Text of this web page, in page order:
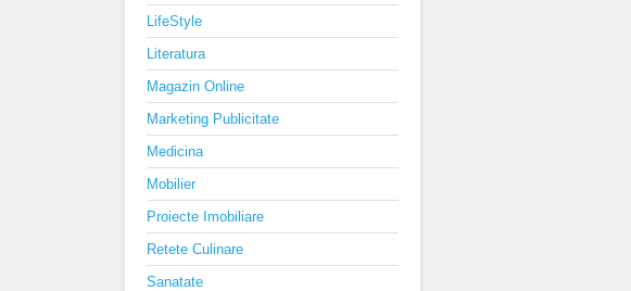
LifeStyle
Literatura
Magazin Online
Marketing Publicitate
Medicina
Mobilier
Proiecte Imobiliare
Retete Culinare
Sanatate